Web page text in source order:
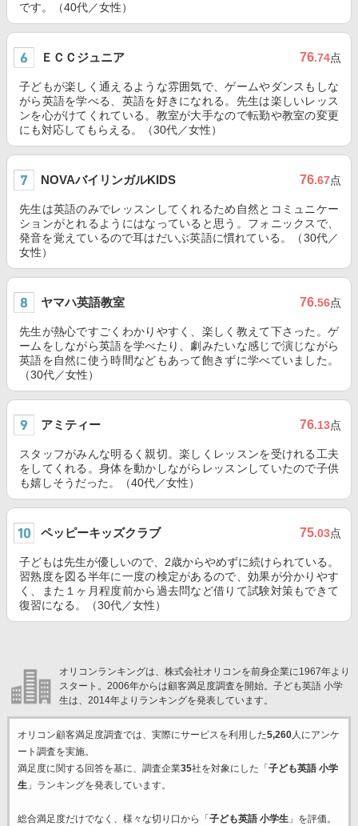
です。（40代／女性）
ＥＣＣジュニア 76.74点
子どもが楽しく通えるような雰囲気で、ゲームやダンスもしな
がら英語を学べる、英語を好きになれる。先生は楽しいレッス
ンを心がけてくれている。教室が大手なので転勤や教室の変更
にも対応してもらえる。（30代／女性）
NOVAバイリンガルKIDS 76.67点
先生は英語のみでレッスンしてくれるため自然とコミュニケー
ションがとれるようにはなっていると思う。フォニックスで、
発音を覚えているので耳はだいぶ英語に慣れている。（30代／
女性）
ヤマハ英語教室 76.56点
先生が熱心ですごくわかりやすく、楽しく教えて下さった。ゲ
ームをしながら英語を学べたり、劇みたいな感じで演じながら
英語を自然に使う時間などもあって飽きずに学べていました。
（30代／女性）
アミティー 76.13点
スタッフがみんな明るく親切。楽しくレッスンを受けれる工夫
をしてくれる。身体を動かしながらレッスンしていたので子供
も嬉しそうだった。（40代／女性）
ペッピーキッズクラブ 75.03点
子どもは先生が優しいので、2歳からやめずに続けられている。
習熟度を図る半年に一度の検定があるので、効果が分かりやす
く、また１ヶ月程度前から過去問など借りて試験対策もできて
復習になる。（30代／女性）
オリコンランキングは、株式会社オリコンを前身企業に1967年より
スタート。2006年からは顧客満足度調査を開始。子ども英語 小学
生は、2014年よりランキングを発表しています。
オリコン顧客満足度調査では、実際にサービスを利用した5,260人にアンケ
ート調査を実施。
満足度に関する回答を基に、調査企業35社を対象にした「 子ども英語 小学
生」ランキングを発表しています。
総合満足度だけでなく、様々な切り口から「 子ども英語 小学生」を評価。